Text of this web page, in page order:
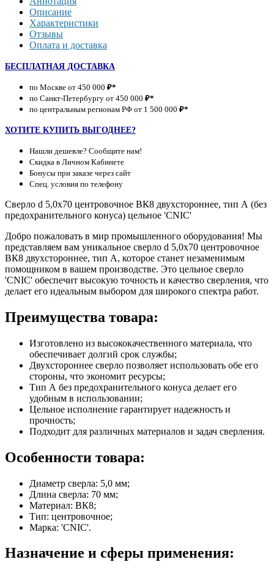
Описание
Характеристики
Отзывы
Оплата и доставка
БЕСПЛАТНАЯ ДОСТАВКА
по Москве от 450 000 ₽*
по Санкт-Петербургу от 450 000 ₽*
по центральным регионам РФ от 1 500 000 ₽*
ХОТИТЕ КУПИТЬ ВЫГОДНЕЕ?
Нашли дешевле? Сообщите нам!
Скидка в Личном Кабинете
Бонусы при заказе через сайт
Спец. условия по телефону
Сверло d 5,0х70 центровочное ВК8 двухстороннее, тип А (без
предохранительного конуса) цельное 'CNIC'
Добро пожаловать в мир промышленного оборудования! Мы
представляем вам уникальное сверло d 5,0х70 центровочное
ВК8 двухстороннее, тип А, которое станет незаменимым
помощником в вашем производстве. Это цельное сверло
'CNIC' обеспечит высокую точность и качество сверления, что
делает его идеальным выбором для широкого спектра работ.
Преимущества товара:
Изготовлено из высококачественного материала, что
обеспечивает долгий срок службы;
Двухстороннее сверло позволяет использовать обе его
стороны, что экономит ресурсы;
Тип А без предохранительного конуса делает его
удобным в использовании;
Цельное исполнение гарантирует надежность и
прочность;
Подходит для различных материалов и задач сверления.
Особенности товара:
Диаметр сверла: 5,0 мм;
Длина сверла: 70 мм;
Материал: ВК8;
Тип: центровочное;
Марка: 'CNIC'.
Назначение и сферы применения: